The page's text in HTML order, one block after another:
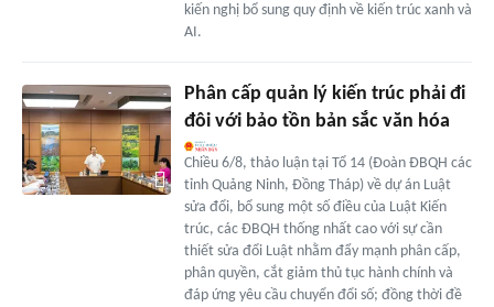
kiến nghị bổ sung quy định về kiến trúc xanh và
AI.
Phân cấp quản lý kiến trúc phải đi
đôi với bảo tồn bản sắc văn hóa
Chiều 6/8, thảo luận tại Tổ 14 (Đoàn ĐBQH các
tỉnh Quảng Ninh, Đồng Tháp) về dự án Luật
sửa đổi, bổ sung một số điều của Luật Kiến
trúc, các ĐBQH thống nhất cao với sự cần
thiết sửa đổi Luật nhằm đẩy mạnh phân cấp,
phân quyền, cắt giảm thủ tục hành chính và
đáp ứng yêu cầu chuyển đổi số; đồng thời đề